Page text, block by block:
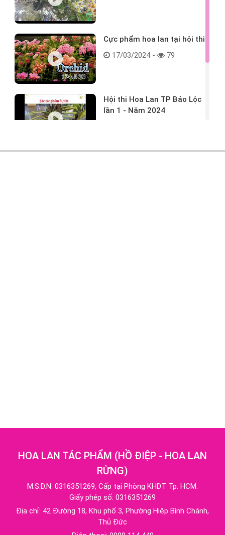
Cực phẩm hoa lan tại hội thi
17/03/2024 -
79
Hội thi Hoa Lan TP Bảo Lộc
lần 1 - Năm 2024
HOA LAN TÁC PHẨM (HỒ ĐIỆP - HOA LAN
RỪNG)
M.S.D.N: 0316351269, Cấp tại Phòng KHDT Tp. HCM.
Giấy phép số: 0316351269
Địa chỉ: 42 Đường 18, Khu phố 3, Phường Hiệp Bình Chánh,
Thủ Đức